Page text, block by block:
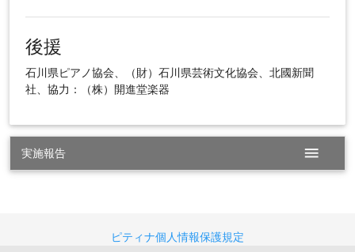
後援
石川県ピアノ協会、（財）石川県芸術文化協会、北國新聞
社、協力：（株）開進堂楽器
実施報告 menu
ピティナ個人情報保護規定